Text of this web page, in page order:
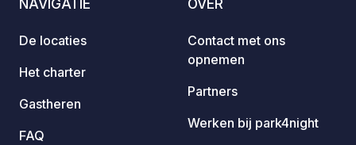
mind,
NAVIGATIE
De locaties
Het charter
Gastheren
FAQ
OVER
Contact met ons
opnemen
Partners
Werken bij park4night